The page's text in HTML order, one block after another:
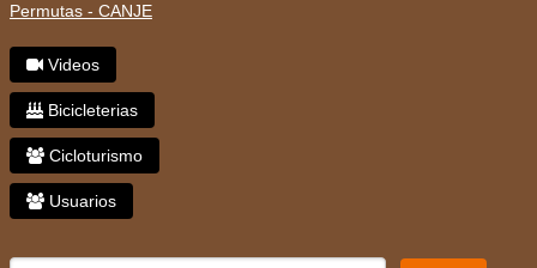
Permutas - CANJE
Videos
Bicicleterias
Cicloturismo
Usuarios